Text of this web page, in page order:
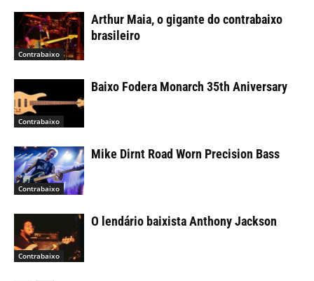
Contrabaixo
Arthur Maia, o gigante do contrabaixo
brasileiro
Contrabaixo
Baixo Fodera Monarch 35th Aniversary
Contrabaixo
Mike Dirnt Road Worn Precision Bass
Contrabaixo
O lendário baixista Anthony Jackson